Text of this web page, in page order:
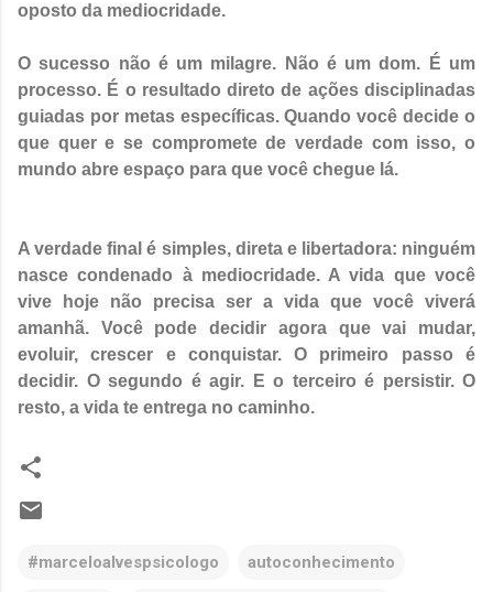
oposto da mediocridade.
O sucesso não é um milagre. Não é um dom. É um
processo. É o resultado direto de ações disciplinadas
guiadas por metas específicas. Quando você decide o
que quer e se compromete de verdade com isso, o
mundo abre espaço para que você chegue lá.
A verdade final é simples, direta e libertadora: ninguém
nasce condenado à mediocridade. A vida que você
vive hoje não precisa ser a vida que você viverá
amanhã. Você pode decidir agora que vai mudar,
evoluir, crescer e conquistar. O primeiro passo é
decidir. O segundo é agir. E o terceiro é persistir. O
resto, a vida te entrega no caminho.
#marceloalvespsicologo autoconhecimento